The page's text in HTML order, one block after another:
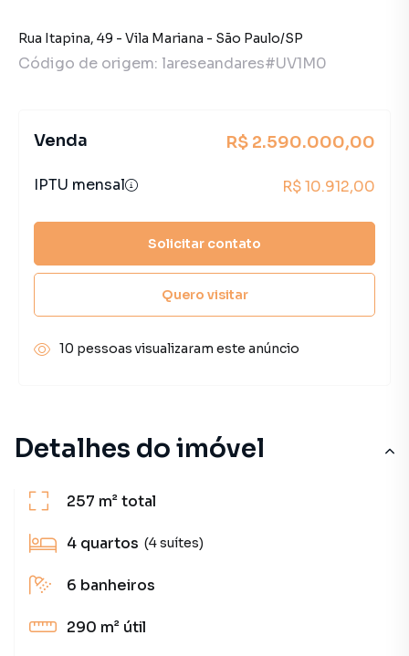
Detalhes do imóvel
257 m²total
4 quartos (4 suítes)
6 banheiros
290 m² útil
Rua Itapina, 49 - Vila Mariana - São Paulo/SP
Código de origem: lareseandares#UV1M0
Venda R$ 2.590.000,00
IPTU mensal R$ 10.912,00
Solicitar contato
Quero visitar
10 pessoas visualizaram este anúncio